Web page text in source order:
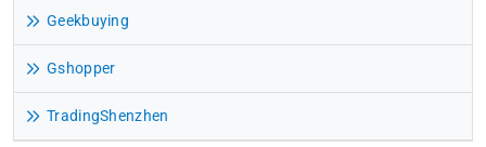
Geekbuying
Gshopper
TradingShenzhen